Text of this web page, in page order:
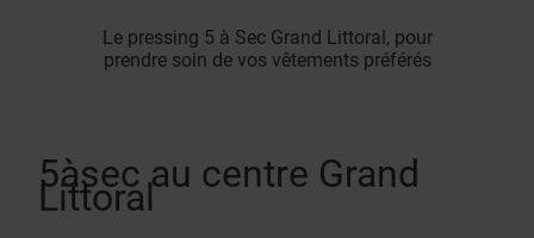
Le pressing 5 à Sec Grand Littoral, pour
prendre soin de vos vêtements préférés
5àsec au centre Grand
Littoral